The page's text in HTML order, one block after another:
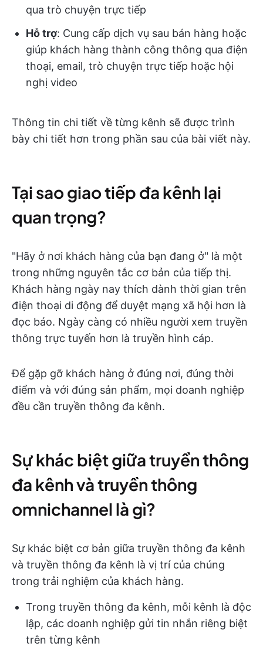
qua trò chuyện trực tiếp
Hỗ trợ: Cung cấp dịch vụ sau bán hàng hoặc
giúp khách hàng thành công thông qua điện
thoại, email, trò chuyện trực tiếp hoặc hội
nghị video
Thông tin chi tiết về từng kênh sẽ được trình
bày chi tiết hơn trong phần sau của bài viết này.
Tại sao giao tiếp đa kênh lại
quan trọng?
"Hãy ở nơi khách hàng của bạn đang ở" là một
trong những nguyên tắc cơ bản của tiếp thị.
Khách hàng ngày nay thích dành thời gian trên
điện thoại di động để duyệt mạng xã hội hơn là
đọc báo. Ngày càng có nhiều người xem truyền
thông trực tuyến hơn là truyền hình cáp.
Để gặp gỡ khách hàng ở đúng nơi, đúng thời
điểm và với đúng sản phẩm, mọi doanh nghiệp
đều cần truyền thông đa kênh.
Sự khác biệt giữa truyền thông
đa kênh và truyền thông
omnichannel là gì?
Sự khác biệt cơ bản giữa truyền thông đa kênh
và truyền thông đa kênh là vị trí của chúng
trong trải nghiệm của khách hàng.
Trong truyền thông đa kênh, mỗi kênh là độc
lập, các doanh nghiệp gửi tin nhắn riêng biệt
trên từng kênh